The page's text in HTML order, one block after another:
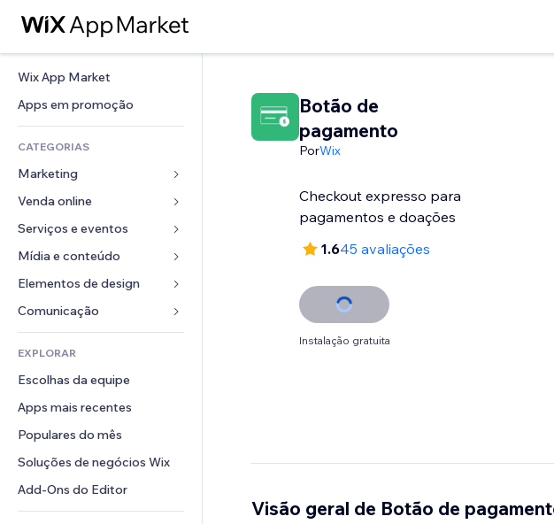
Wix App Market
Apps em promoção
CATEGORIAS
Marketing
Anúncios
Mobile
Análises
Listas do site
Email
Venda online
Apps para lojas
Frete e entrega
Botões de venda
Contabilidade
Cupons e fidelidade
Soluções de armazenamento
Serviços e eventos
Hotéis
Eventos
Restaurantes
Imobiliária
Meus agendamentos
Mídia e conteúdo
Galeria
Músicas
Podcasts
Fotografia
Vídeo
PDF
Compartilhamento de arquivos
Notícias
Elementos de design
Mapas e navegação
Privacidade e segurança
Relógio
Templates de página
Efeitos de imagem
Botões e menus
Banners e selos
Calculadoras
Busca
Formulários
Enquetes
Chat
Comentários
Telefone
Comunidade
Avaliações e depoimentos
EXPLORAR
Escolhas da equipe
Apps mais recentes
Populares do mês
Soluções de negócios Wix
Add-Ons do Editor
Botão de
pagamento
PorWix
Checkout expresso para
pagamentos e doações
1.645 avaliações
Instalação gratuita
Visão geral de Botão de